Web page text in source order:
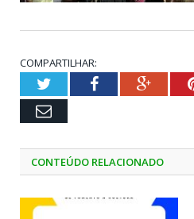
COMPARTILHAR:
TwitterFacebook
Email
CONTEÚDO RELACIONADO